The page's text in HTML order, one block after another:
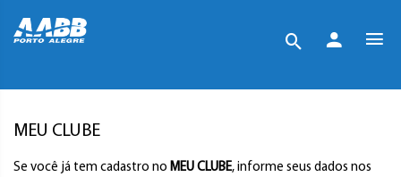
MEU CLUBE
Se você já tem cadastro no MEU CLUBE, informe seus dados nos